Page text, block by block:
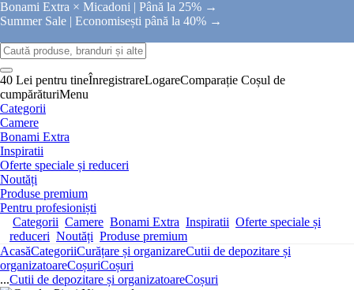
Bonami Extra × Micadoni | Până la 25% →
Summer Sale | Economisești până la 40% →
40 Lei pentru tineÎnregistrareLogareComparație Coșul de
cumpărăturiMenu
Categorii
Camere
Bonami Extra
Inspiratii
Oferte speciale și reduceri
Noutăți
Produse premium
Pentru profesioniști
Categorii Camere Bonami Extra Inspiratii Oferte speciale și
reduceri Noutăți Produse premium
AcasăCategoriiCurățare și organizareCutii de depozitare și
organizatoareCoșuriCoșuri
...Cutii de depozitare și organizatoareCoșuri